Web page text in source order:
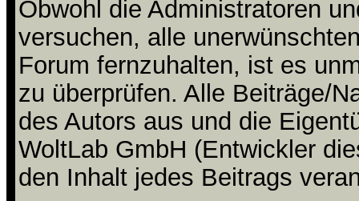
Obwohl die Administratoren
versuchen, alle
Forum fernzuhalten, ist es
zu überprüfen. Alle Beiträge/
des Autors aus und die
WoltLab GmbH (Entwickler
den Inhalt jedes Beitrags